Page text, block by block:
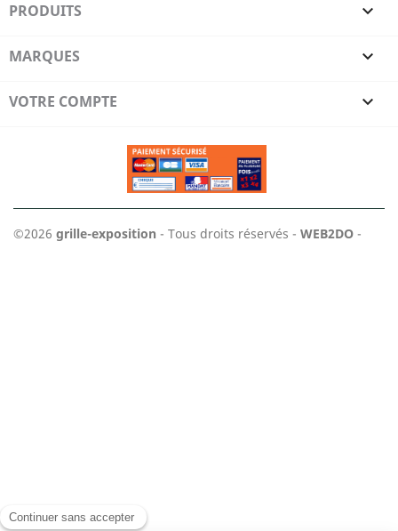
PRODUITS 
MARQUES 
VOTRE COMPTE 
©2026 grille-exposition - Tous droits réservés - WEB2DO -